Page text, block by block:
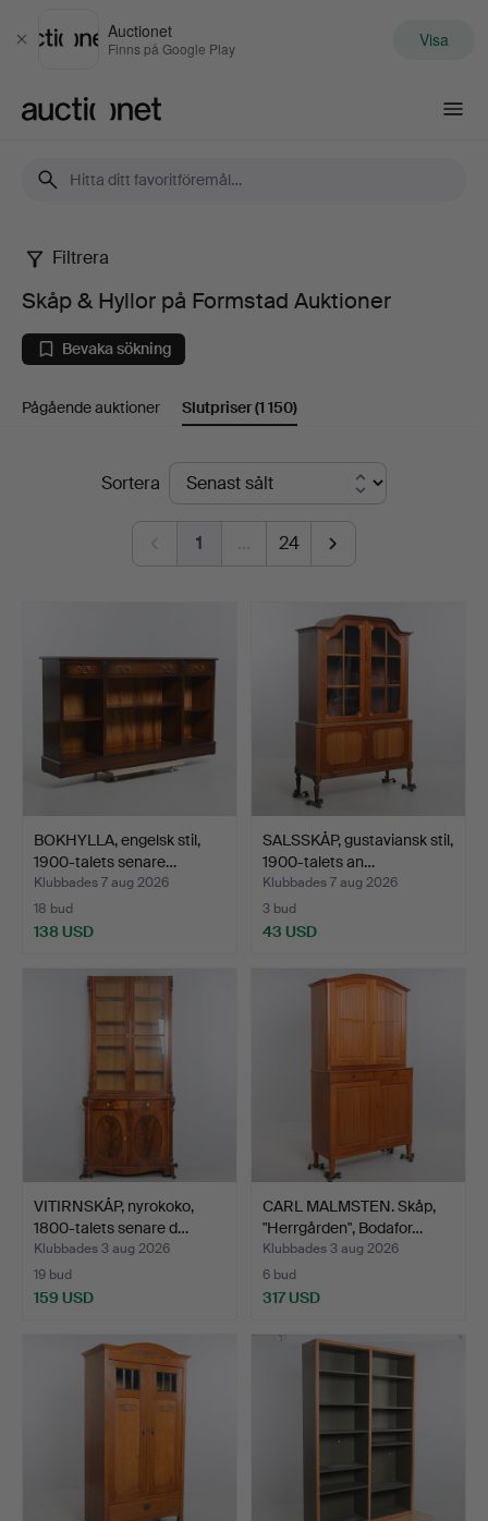
Stäng
Auctionet
Finns på Google Play Visa
Skåp
Hyllor
på
Formstad
Auktioner
Filtrera
Skåp & Hyllor på Formstad Auktioner
Bevaka sökning
Pågående auktioner Slutpriser(1 150)
SlutpriserSortera
1 … 24
BOKHYLLA, engelsk stil,
1900-talets senare…
Klubbades 7 aug 2026
18 bud
138 USD
SALSSKÅP, gustaviansk stil,
1900-talets an…
Klubbades 7 aug 2026
3 bud
43 USD
VITIRNSKÅP, nyrokoko,
1800-talets senare d…
Klubbades 3 aug 2026
19 bud
159 USD
CARL MALMSTEN. Skåp,
"Herrgården", Bodafor…
Klubbades 3 aug 2026
6 bud
317 USD